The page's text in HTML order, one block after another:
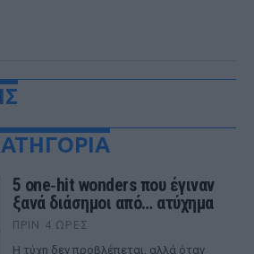
5 one‑hit wonders που έγιναν
ξανά διάσημοι από… ατύχημα
ΠΡΙΝ 4 ΏΡΕΣ
Η τύχη δεν προβλέπεται, αλλά όταν